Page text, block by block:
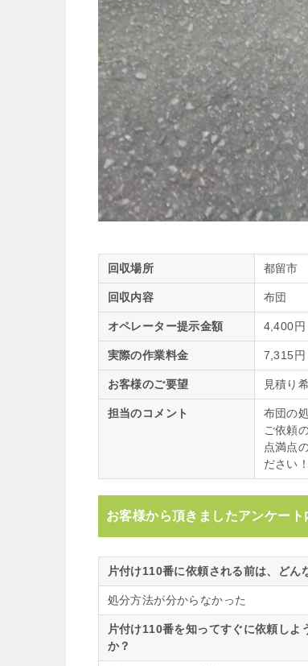
回収場所 都留市
回収内容 布団
オペレーター提示金額 4,400円
実際の作業料金 7,315円
お客様のご要望 見積り
担当のコメント
布団の
ご依頼
点満点
ださい！
お客様から頂きましたアンケート
片付け110番に依頼される前は、どん
処分方法が分からなかった
片付け110番を知ってすぐに依頼し
か？